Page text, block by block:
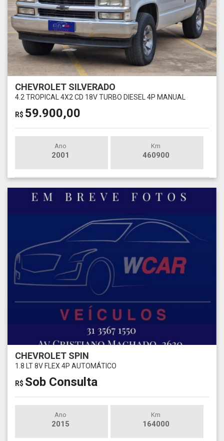
CHEVROLET SILVERADO
4.2 TROPICAL 4X2 CD 18V TURBO DIESEL 4P MANUAL
R$ 59.900,00
Ano
2001
Km
460900
CHEVROLET SPIN
1.8 LT 8V FLEX 4P AUTOMÁTICO
R$ Sob Consulta
Ano
2015
Km
164000